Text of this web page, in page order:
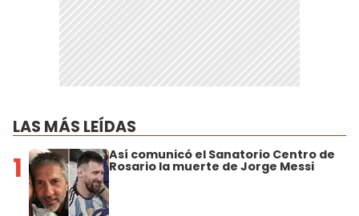
LAS MÁS LEÍDAS
1 Así comunicó el Sanatorio Centro de
Rosario la muerte de Jorge Messi